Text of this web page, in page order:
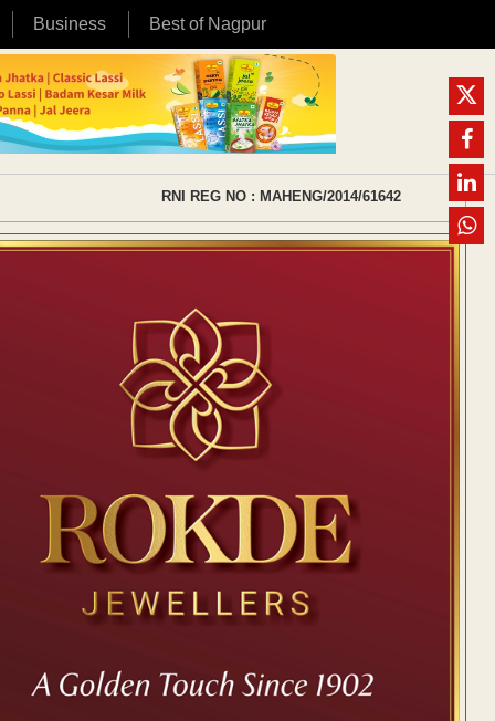
Business Best of Nagpur
RNI REG NO : MAHENG/2014/61642